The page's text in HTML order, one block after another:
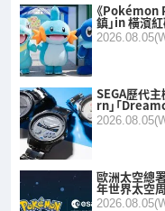
《Pokémon
鎮」in 橫濱
SEGA歷代主
rn」「
歐洲太空總
年世界太空周